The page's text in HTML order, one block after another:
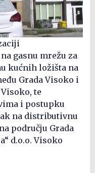
gasnu mrežu za
kućnih ložišta na
Grada Visoko i
Visoko, te
i postupku
na distributivnu
području Grada
d.o.o. Visoko